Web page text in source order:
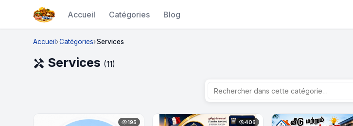
Accueil Catégories Blog
Accueil Catégories Services
handyman Services (11)
195 406